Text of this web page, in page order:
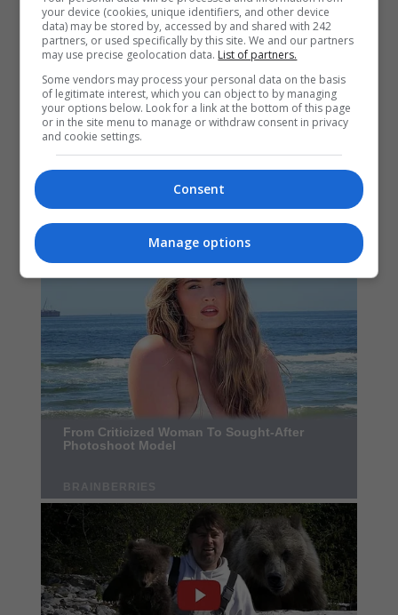
your device (cookies, unique identifiers, and other device
data) may be stored by, accessed by and shared with 242
partners, or used specifically by this site. We and our partners
may use precise geolocation data. List of partners.
Some vendors may process your personal data on the basis
of legitimate interest, which you can object to by managing
your options below. Look for a link at the bottom of this page
or in the site menu to manage or withdraw consent in privacy
and cookie settings.
Consent
Manage options